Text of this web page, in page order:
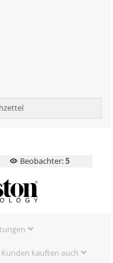
Beobachter:5
Kunden kauften auch